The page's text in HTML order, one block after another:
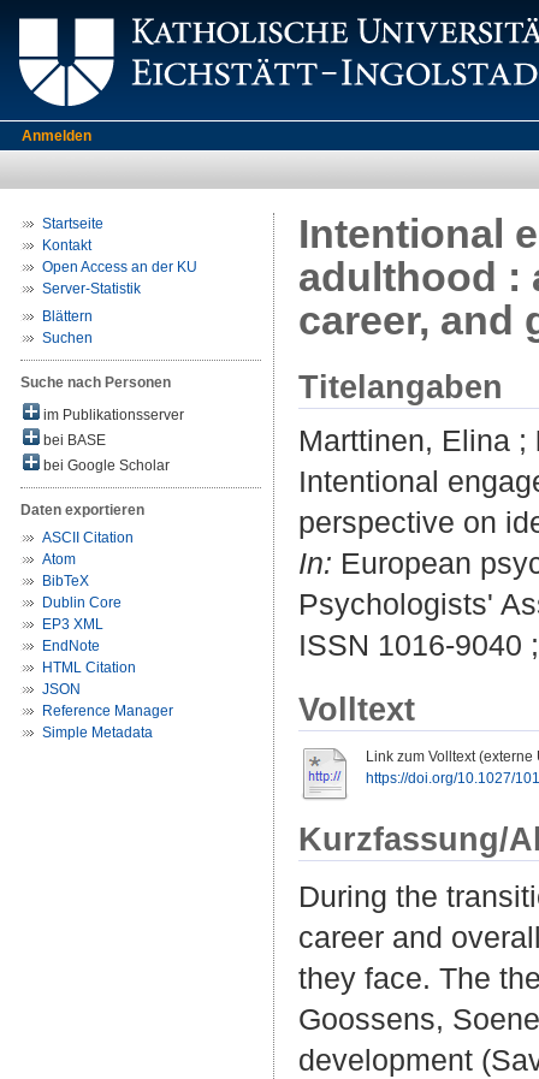
Anmelden
Startseite
Kontakt
Open Access an der KU
Server-Statistik
Blättern
Suchen
Suche nach Personen
im Publikationsserver
bei BASE
bei Google Scholar
Daten exportieren
ASCII Citation
Atom
BibTeX
Dublin Core
EP3 XML
EndNote
HTML Citation
JSON
Reference Manager
Simple Metadata
Intentional
adulthood :
career, and
Titelangaben
Marttinen, Elina ;
Intentional
perspective on
In: European
Psychologists'
ISSN 1016-9040
Volltext
Link zum Volltext (externe
https://doi.org/10.1027/
Kurzfassung/
During the
career and
they face. The
Goossens,
development